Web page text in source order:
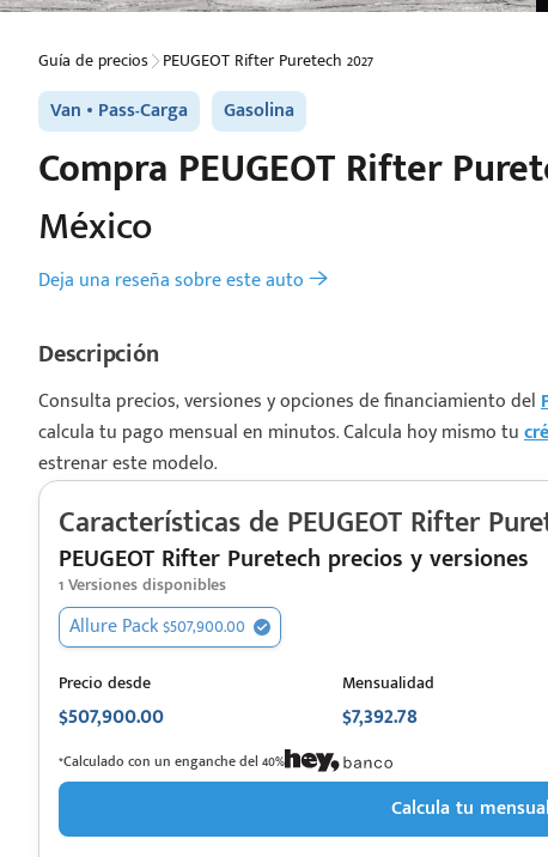
Guía de precios PEUGEOT Rifter Puretech 2027
Van Pass-Carga Gasolina
Compra PEUGEOT Rifter
México
Deja una reseña sobre este auto
Descripción
Consulta precios, versiones y opciones de financiamiento del
calcula tu pago mensual en minutos. Calcula hoy mismo tu
estrenar este modelo.
Características de PEUGEOT Rifter
PEUGEOT Rifter Puretech precios y versiones
1Versiones disponibles
Allure Pack $507,900.00
Precio desde
$507,900.00
Mensualidad
$7,392.78
*Calculado con un enganche del 40%
Calcula tu
¡Espera!
enviar tu cotización
conozcas nuestro
Análisis Personalizado
asesor te guiará
la mejor desición.